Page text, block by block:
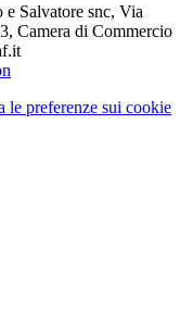
Salvatore snc, Via
Camera di Commercio
le preferenze sui cookie